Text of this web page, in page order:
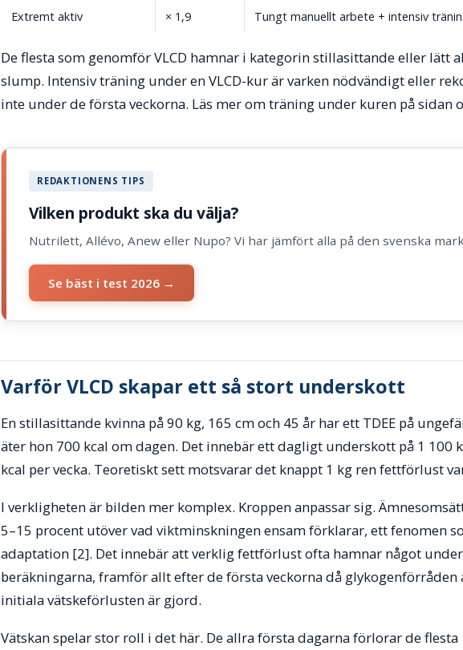
Extremt aktiv × 1,9 Tungt manuellt arbete + intensiv
De flesta som genomför VLCD hamnar i kategorin stillasittande eller lätt
slump. Intensiv träning under en VLCD-kur är varken nödvändigt eller
inte under de första veckorna. Läs mer om träning under kuren på sidan
REDAKTIONENS TIPS
Vilken produkt ska du välja?
Nutrilett, Allévo, Anew eller Nupo? Vi har jämfört alla på den svenska
Se bäst i test 2026 →
Varför VLCD skapar ett så stort underskott
En stillasittande kvinna på 90 kg, 165 cm och 45 år har ett TDEE på
äter hon 700 kcal om dagen. Det innebär ett dagligt underskott på 1 100
kcal per vecka. Teoretiskt sett motsvarar det knappt 1 kg ren fettförlust
I verkligheten är bilden mer komplex. Kroppen anpassar sig.
5–15 procent utöver vad viktminskningen ensam förklarar, ett fenomen
adaptation [2]. Det innebär att verklig fettförlust ofta hamnar något
beräkningarna, framför allt efter de första veckorna då glykogenförråden
initiala vätskeförlusten är gjord.
Vätskan spelar stor roll i det här. De allra första dagarna förlorar de